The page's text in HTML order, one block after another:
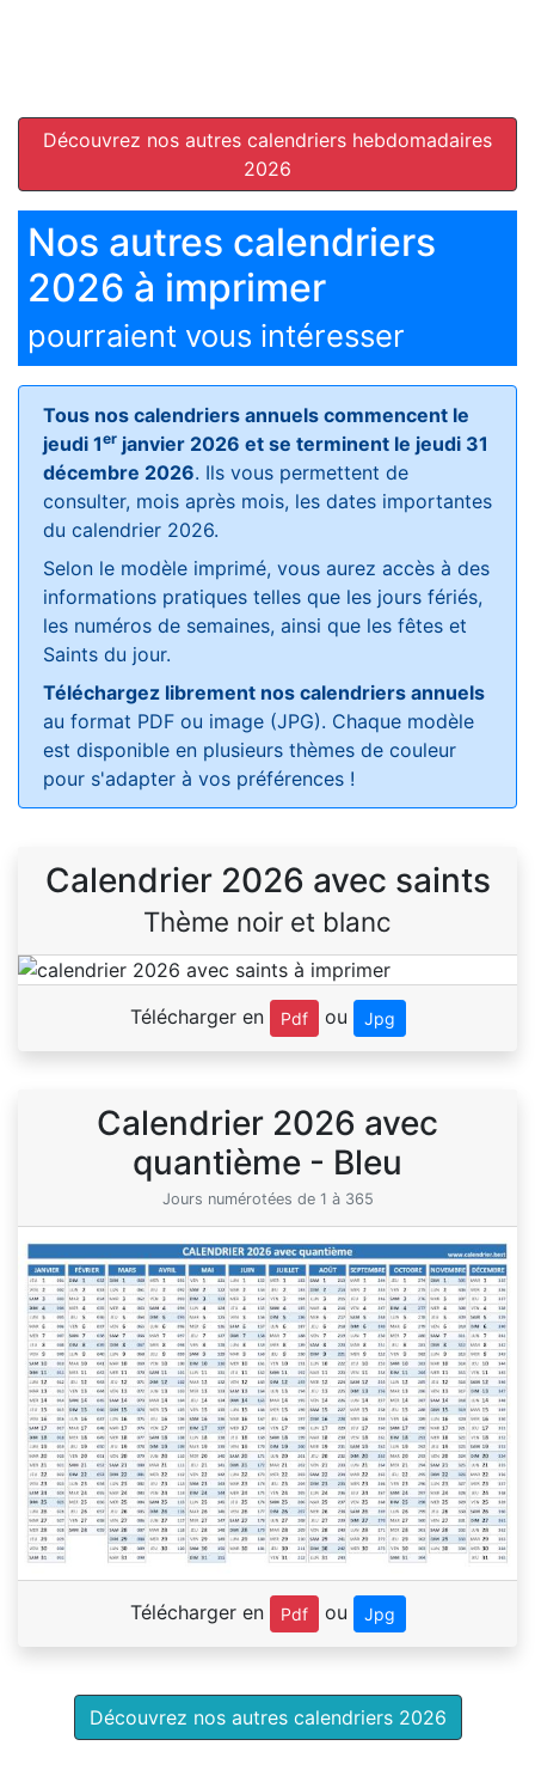
Découvrez nos autres calendriers hebdomadaires
2026
Nos autres calendriers
2026 à imprimer
pourraient vous intéresser
Tous nos calendriers annuels commencent le
jeudi 1er janvier 2026 et se terminent le jeudi 31
décembre 2026. Ils vous permettent de
consulter, mois après mois, les dates importantes
du calendrier 2026.
Selon le modèle imprimé, vous aurez accès à des
informations pratiques telles que les jours fériés,
les numéros de semaines, ainsi que les fêtes et
Saints du jour.
Téléchargez librement nos calendriers annuels
au format PDF ou image (JPG). Chaque modèle
est disponible en plusieurs thèmes de couleur
pour s'adapter à vos préférences !
Calendrier 2026 avec saints
Thème noir et blanc
Télécharger en Pdf ou Jpg
Calendrier 2026 avec
quantième - Bleu
Jours numérotées de 1 à 365
Télécharger en Pdf ou Jpg
Découvrez nos autres calendriers 2026